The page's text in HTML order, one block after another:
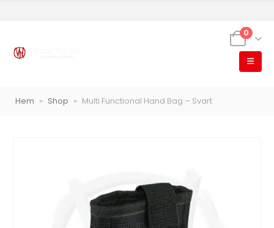
0
Hem » Shop » Multi Functional Hand Bag – Svart